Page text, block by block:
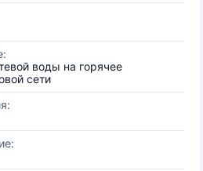
воды на горячее
сети